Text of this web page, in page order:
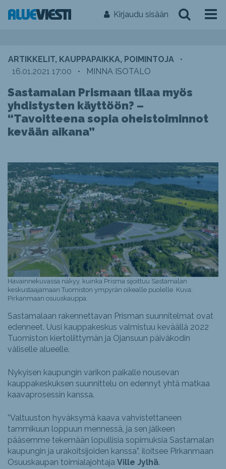
Kirjaudu sisään
ARTIKKELIT, KAUPPAPAIKKA, POIMINTOJA
•
16.01.2021 17:00
• MINNA ISOTALO
Sastamalan Prismaan tilaa myös
yhdistysten käyttöön? –
“Tavoitteena sopia oheistoiminnot
kevään aikana”
Havainnekuvassa näkyy, kuinka Prisma sijoittuu Sastamalan
keskustaajamaan Tuomiston ympyrän oikealle puolelle. ­Kuva:
Pirkanmaan osuuskauppa.
Sastamalaan rakennettavan Prisman suunnitelmat ovat
edenneet. Uusi kauppakeskus valmistuu keväällä 2022
Tuomiston kiertoliittymän ja Ojansuun päiväkodin
väliselle alueelle.
Nykyisen kaupungin varikon paikalle nousevan
kauppakeskuksen suunnittelu on edennyt yhtä matkaa
kaavaprosessin kanssa.
”Valtuuston hyväksymä kaava vahvistettaneen
tammikuun loppuun mennessä, ja sen jälkeen
pääsemme tekemään lopullisia sopimuksia Sastamalan
kaupungin ja urakoitsijoiden kanssa”, iloitsee Pirkanmaan
Osuuskaupan toimialajohtaja Ville Jylhä.